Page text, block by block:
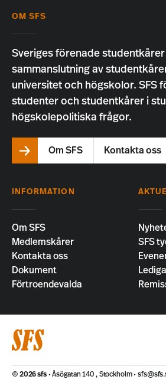
OM SFS
Sveriges förenade studentkårer
sammanslutning av
universitet och högskolor. SFS
studenter och studentkårer i
högskolepolitiska frågor.
Om SFS Kontakta oss
INFORMATION
Om SFS
Medlemskårer
Kontakta oss
Dokument
Förtroendevalda
SFS
© 2026sfs Åsögatan 140 , Stockholm